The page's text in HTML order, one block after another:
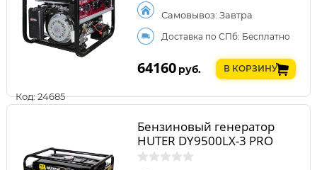
Код: 24685
Самовывоз: Завтра
Доставка по СПб: Бесплатно
64160 руб. В КОРЗИНУ
Бензиновый генератор
HUTER DY9500LX-3 PRO